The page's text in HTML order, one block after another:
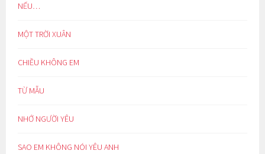
NẾU…
MỘT TRỜI XUÂN
CHIỀU KHÔNG EM
TỪ MẪU
NHỚ NGƯỜI YÊU
SAO EM KHÔNG NÓI YÊU ANH